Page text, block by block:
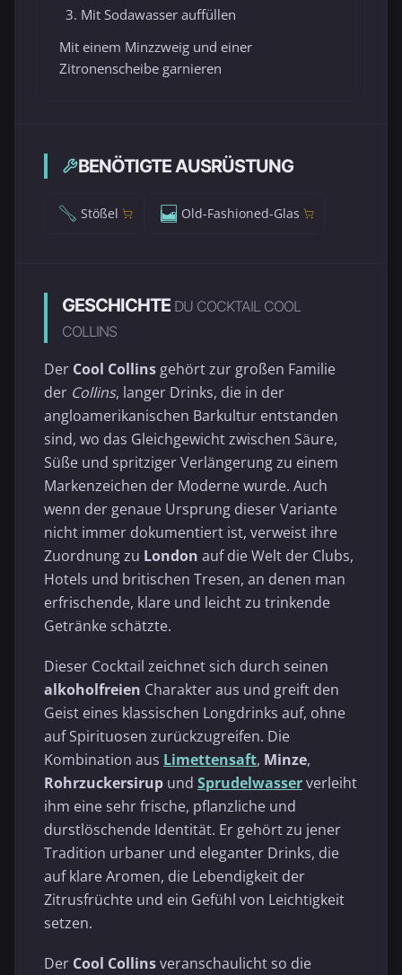
Mit Sodawasser auffüllen
Mit einem Minzzweig und einer
Zitronenscheibe garnieren
BENÖTIGTE AUSRÜSTUNG
Stößel Old-Fashioned-Glas
GESCHICHTE DU COCKTAIL COOL
COLLINS
Der Cool Collins gehört zur großen Familie
der Collins, langer Drinks, die in der
angloamerikanischen Barkultur entstanden
sind, wo das Gleichgewicht zwischen Säure,
Süße und spritziger Verlängerung zu einem
Markenzeichen der Moderne wurde. Auch
wenn der genaue Ursprung dieser Variante
nicht immer dokumentiert ist, verweist ihre
Zuordnung zu London auf die Welt der Clubs,
Hotels und britischen Tresen, an denen man
erfrischende, klare und leicht zu trinkende
Getränke schätzte.
Dieser Cocktail zeichnet sich durch seinen
alkoholfreien Charakter aus und greift den
Geist eines klassischen Longdrinks auf, ohne
auf Spirituosen zurückzugreifen. Die
Kombination aus Limettensaft, Minze,
Rohrzuckersirup und Sprudelwasserverleiht
ihm eine sehr frische, pflanzliche und
durstlöschende Identität. Er gehört zu jener
Tradition urbaner und eleganter Drinks, die
auf klare Aromen, die Lebendigkeit der
Zitrusfrüchte und ein Gefühl von Leichtigkeit
setzen.
Der Cool Collinsveranschaulicht so die